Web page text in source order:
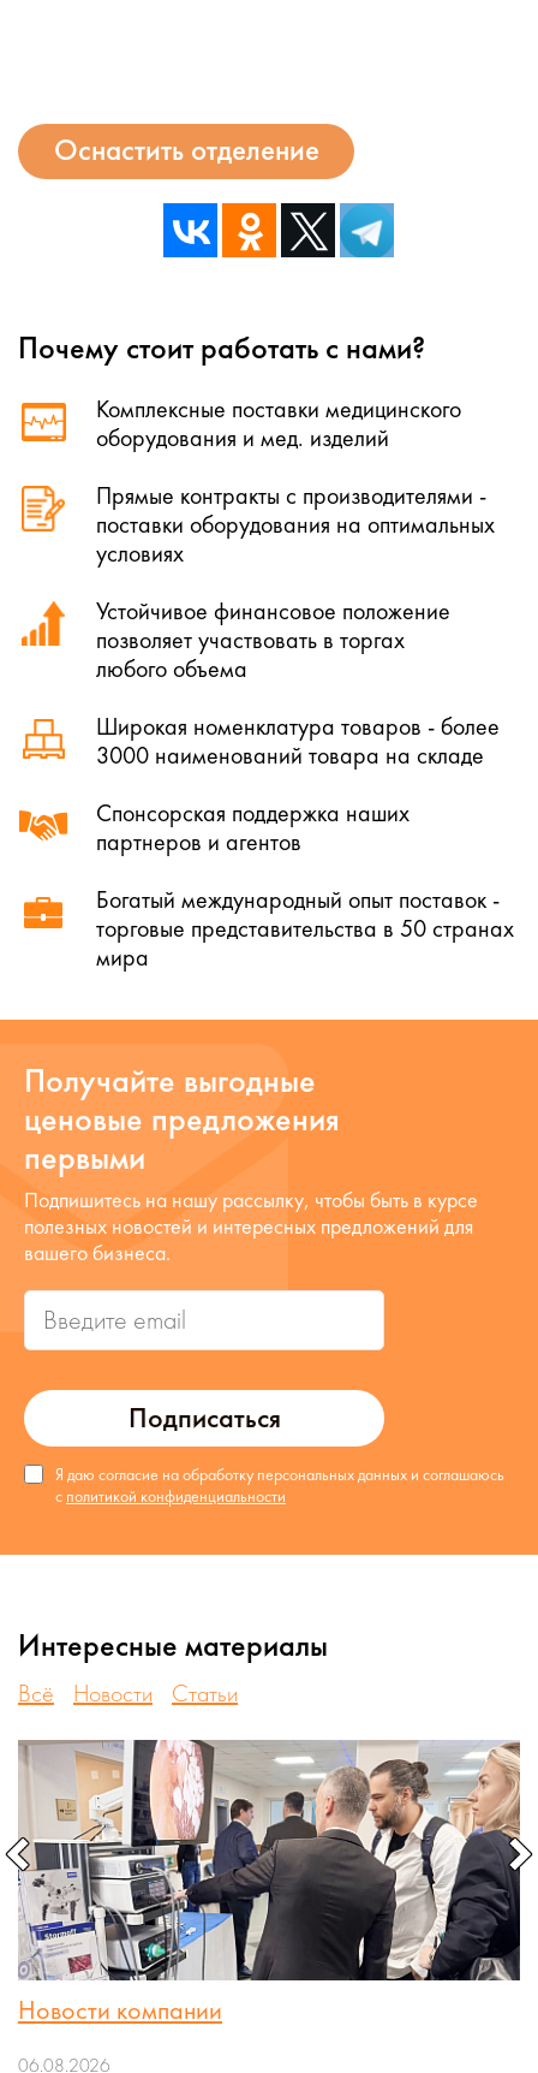
Оснастить отделение
Почему стоит работать с нами?
Комплексные поставки медицинского
оборудования и мед. изделий
Прямые контракты с производителями -
поставки оборудования на оптимальных
условиях
Устойчивое финансовое положение
позволяет участвовать в торгах
любого объема
Широкая номенклатура товаров - более
3000 наименований товара на складе
Спонсорская поддержка наших
партнеров и агентов
Богатый международный опыт поставок -
торговые представительства в 50 странах
мира
Получайте выгодные
ценовые предложения
первыми
Подписаться
Я даю согласие на обработку персональных данных и соглашаюсь
с политикой конфиденциальности
Подпишитесь на нашу рассылку, чтобы быть в курсе
полезных новостей и интересных предложений для
вашего бизнеса.
Интересные материалы
Всё Новости Статьи
Новости компании
06.08.2026